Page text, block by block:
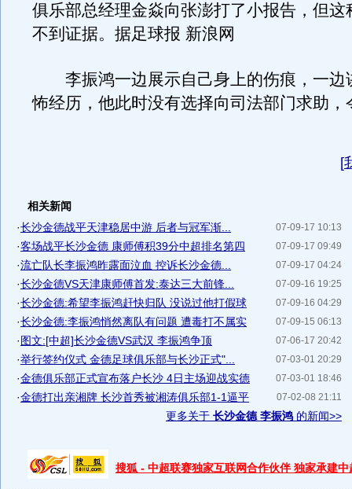
俱乐部总经理金焱向张澎打了小报告，但这
不到证据。据足球报 新浪网
李振鸿一边展示自己身上的伤痕，一边
怖经历，他此时没有选择向司法部门求助，
[
相关新闻
07-09-17 10:13
·长沙金德战平天津稳居中游 后者与冠军渐...
07-09-17 09:49
·客场战平长沙金德 康师傅积39分中超排名第四
07-09-17 04:24
·流亡队长李振鸿昨露面泣血 控诉长沙金德...
07-09-16 19:25
·长沙金德VS天津康师傅首发:泰达三大前锋...
07-09-16 04:29
·长沙金德:希望李振鸿赶快归队 没说过他打假球
07-09-15 06:13
·长沙金德:李振鸿悄然离队有问题 遭毒打不属实
07-06-17 20:42
·图文:[中超]长沙金德VS武汉 李振鸿争顶
07-03-01 20:29
·举行签约仪式 金德足球俱乐部与长沙正式"...
07-03-01 18:46
·金德俱乐部正式宣布落户长沙 4日主场迎战实德
07-02-08 21:11
·金德打出亲湘牌 长沙首秀被湘涛俱乐部1-1逼平
更多关于 长沙金德 李振鸿 的新闻>>
搜狐 - 中超联赛独家互联网合作伙伴 独家承建中